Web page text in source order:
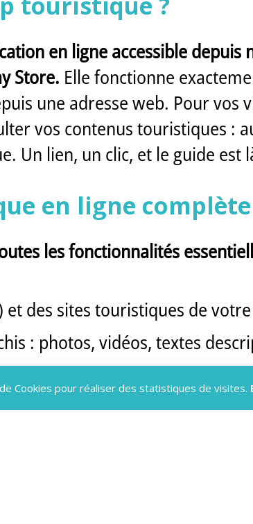
en ligne accessible
Store. Elle fonctionne
une adresse web. Pour vos
vos contenus touristiques :
Un lien, un clic, et le guide est
en ligne
les fonctionnalités
des sites touristiques de
: photos, vidéos, textes
et parcours
contacts, services,
Cookies pour réaliser des statistiques de visites.